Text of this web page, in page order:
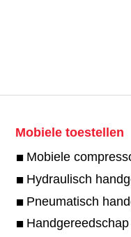
Mobiele toestellen
Mobiele
Hydraulisch
Pneumatisch